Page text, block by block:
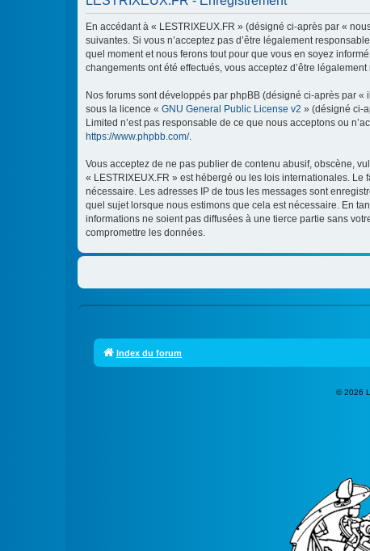
En accédant à « LESTRIXEUX.FR » (désigné ci-après par «
suivantes. Si vous n’acceptez pas d’être légalement
quel moment et nous ferons tout pour que vous en soyez
changements ont été effectués, vous acceptez d’être
Nos forums sont développés par phpBB (désigné ci-après par
sous la licence « GNU General Public License v2 » (désigné ci-
Limited n’est pas responsable de ce que nous acceptons ou
https://www.phpbb.com/.
Vous acceptez de ne pas publier de contenu abusif, obscène,
« LESTRIXEUX.FR » est hébergé ou les lois internationales.
nécessaire. Les adresses IP de tous les messages sont
quel sujet lorsque nous estimons que cela est nécessaire. En
informations ne soient pas diffusées à une tierce partie sans
compromettre les données.
Index du forum
© 2026